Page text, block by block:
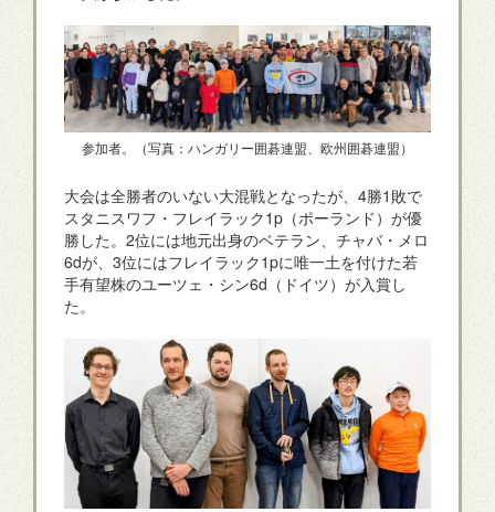
参加者。（写真：ハンガリー囲碁連盟、欧州囲碁連盟）
大会は全勝者のいない大混戦となったが、4勝1敗で
スタニスワフ・フレイラック1p（ポーランド）が優
勝した。2位には地元出身のベテラン、チャバ・メロ
6dが、3位にはフレイラック1pに唯一土を付けた若
手有望株のユーツェ・シン6d（ドイツ）が入賞し
た。